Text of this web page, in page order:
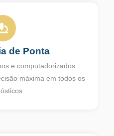
de Ponta
e computadorizados
máxima em todos os